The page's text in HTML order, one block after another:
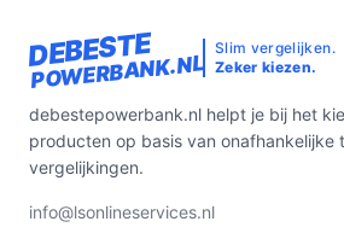
DEBESTE
POWERBANK.NL
Slim vergelijken.
Zeker kiezen.
debestepowerbank.nl helpt je bij het
producten op basis van onafhankelijke
vergelijkingen.
info@lsonlineservices.nl